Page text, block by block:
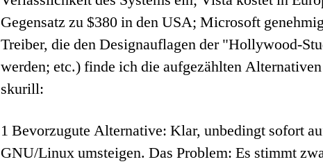
Gegensatz zu $380 in den USA; Microsoft
Treiber, die den Designauflagen der "Hollywood-
werden; etc.) finde ich die aufgezählten Alternativen
skurill:
1 Bevorzugute Alternative: Klar, unbedingt sofort
GNU/Linux umsteigen. Das Problem: Es stimmt